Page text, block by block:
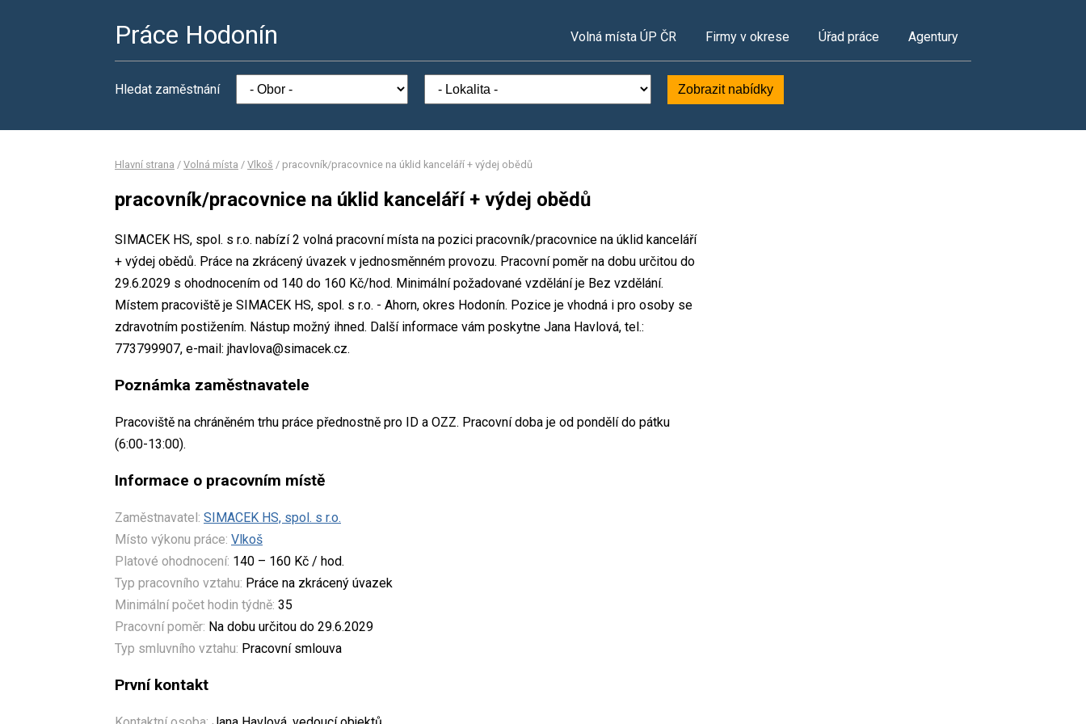
Práce Hodonín Volná místa ÚP ČR Firmy v okrese Úřad práce Agentury
Hledat zaměstnání Zobrazit nabídky
Hlavní strana / Volná místa / Vlkoš / pracovník/pracovnice na úklid kanceláří + výdej obědů
pracovník/pracovnice na úklid kanceláří + výdej obědů
SIMACEK HS, spol. s r.o. nabízí 2 volná pracovní místa na pozici pracovník/pracovnice na úklid kanceláří
+ výdej obědů. Práce na zkrácený úvazek v jednosměnném provozu. Pracovní poměr na dobu určitou do
29.6.2029 s ohodnocením od 140 do 160 Kč/hod. Minimální požadované vzdělání je Bez vzdělání.
Místem pracoviště je SIMACEK HS, spol. s r.o. - Ahorn, okres Hodonín. Pozice je vhodná i pro osoby se
zdravotním postižením. Nástup možný ihned. Další informace vám poskytne Jana Havlová, tel.:
773799907, e-mail: jhavlova@simacek.cz.
Poznámka zaměstnavatele
Pracoviště na chráněném trhu práce přednostně pro ID a OZZ. Pracovní doba je od pondělí do pátku
(6:00-13:00).
Informace o pracovním místě
Zaměstnavatel: SIMACEK HS, spol. s r.o.
Místo výkonu práce: Vlkoš
Platové ohodnocení: 140 – 160 Kč / hod.
Typ pracovního vztahu: Práce na zkrácený úvazek
Minimální počet hodin týdně: 35
Pracovní poměr: Na dobu určitou do 29.6.2029
Typ smluvního vztahu: Pracovní smlouva
První kontakt